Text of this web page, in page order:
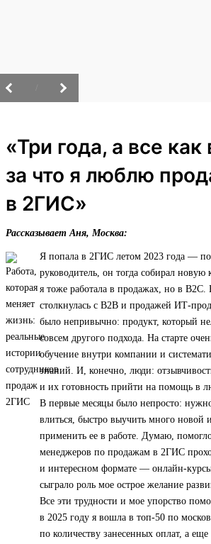
«Три года, а все
за что я люблю
в 2ГИС»
Рассказывает Аня, Москва:
Я попала в 2ГИС летом 2023 года —
руководитель, он тогда собирал новую
я тоже работала в продажах, но в
столкнулась с B2B и продажей
было непривычно: продукт, который
совсем другого подхода. На старте
обучение внутри компании и
знаний. И, конечно, люди:
и их готовность прийти на помощь в
В первые месяцы было непросто:
влиться, быстро выучить много новой
применить ее в работе. Думаю,
менеджеров по продажам в 2ГИС
и интересном формате — онлайн-
сыграло роль мое острое желание
Все эти трудности и мое упорство
в 2025 году я вошла в топ‑50 по
по количеству занесенных оплат, а еще